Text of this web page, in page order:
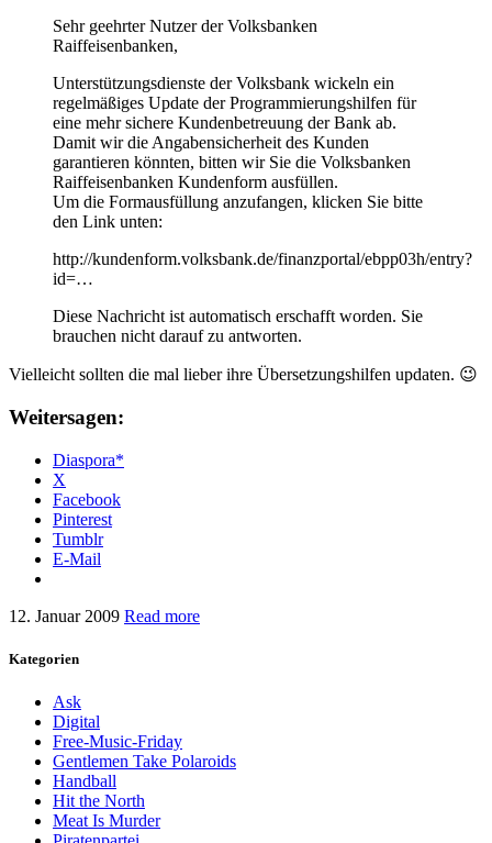
Sehr geehrter Nutzer der Volksbanken
Raiffeisenbanken,
Unterstützungsdienste der Volksbank wickeln ein
regelmäßiges Update der Programmierungshilfen für
eine mehr sichere Kundenbetreuung der Bank ab.
Damit wir die Angabensicherheit des Kunden
garantieren könnten, bitten wir Sie die Volksbanken
Raiffeisenbanken Kundenform ausfüllen.
Um die Formausfüllung anzufangen, klicken Sie bitte
den Link unten:
http://kundenform.volksbank.de/finanzportal/ebpp03h/entry?
id=…
Diese Nachricht ist automatisch erschafft worden. Sie
brauchen nicht darauf zu antworten.
Vielleicht sollten die mal lieber ihre Übersetzungshilfen updaten. 😉
Weitersagen:
Diaspora*
X
Facebook
Pinterest
Tumblr
E-Mail
12. Januar 2009 Read more
Kategorien
Ask
Digital
Free-Music-Friday
Gentlemen Take Polaroids
Handball
Hit the North
Meat Is Murder